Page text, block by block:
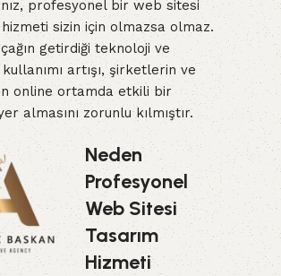
profesyonel bir web sitesi
sizin için olmazsa olmaz.
getirdiği teknoloji ve
artışı, şirketlerin ve
online ortamda etkili bir
almasını zorunlu kılmıştır.
Neden
Profesyonel
Web Sitesi
Tasarım
Hizmeti